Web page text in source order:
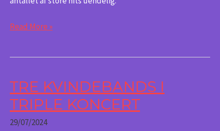
Read More »
TRE KVINDEBANDS I
TRIPLE KONCERT
29/07/2024
Tre
Kvindebands
i
Triple